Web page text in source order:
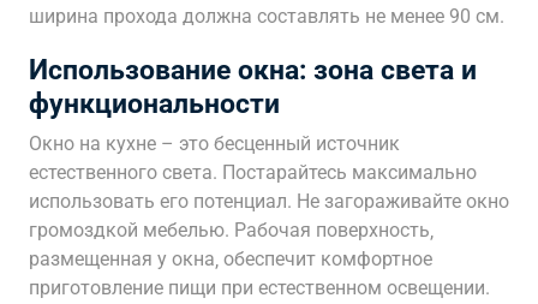
ширина прохода должна составлять не менее 90 см.
Использование окна: зона света и
функциональности
Окно на кухне – это бесценный источник
естественного света. Постарайтесь максимально
использовать его потенциал. Не загораживайте окно
громоздкой мебелью. Рабочая поверхность‚
размещенная у окна‚ обеспечит комфортное
приготовление пищи при естественном освещении.